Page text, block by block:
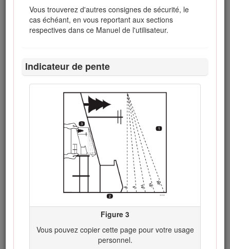
Vous trouverez d'autres consignes de sécurité, le
cas échéant, en vous reportant aux sections
respectives dans ce Manuel de l'utilisateur.
Indicateur de pente
Figure 3
Vous pouvez copier cette page pour votre usage
personnel.
Figure 1
Emplacement des numéros de modèle et de série
Les mises en garde de ce manuel soulignent des dangers
potentiels et sont signalées par le symbole de sécurité
), qui indique un danger pouvant entraîner des
blessures graves ou mortelles si les précautions
recommandées ne sont pas respectées.
Figure 2
Symbole de sécurité